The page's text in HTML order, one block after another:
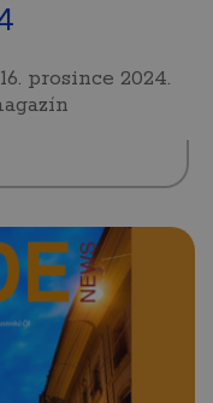
prosince 2024.